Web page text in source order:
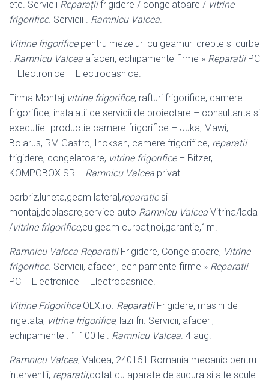
etc. Servicii Reparațiifrigidere / congelatoare / vitrine
frigorifice. Servicii . Ramnicu Valcea.
Vitrine frigorificepentru mezeluri cu geamuri drepte si curbe
. Ramnicu Valcea afaceri, echipamente firme » ReparatiiPC
– Electronice – Electrocasnice.
Firma Montaj vitrine frigorifice, rafturi frigorifice, camere
frigorifice, instalatii de servicii de proiectare – consultanta si
executie -productie camere frigorifice – Juka, Mawi,
Bolarus, RM Gastro, Inoksan, camere frigorifice, reparatii
frigidere, congelatoare, vitrine frigorifice– Bitzer,
KOMPOBOX SRL- Ramnicu Valcea privat
parbriz,luneta,geam lateral,reparatiesi
montaj,deplasare,service auto Ramnicu Valcea Vitrina/lada
/vitrine frigorifice,cu geam curbat,noi,garantie,1m.
Ramnicu Valcea ReparatiiFrigidere, Congelatoare, Vitrine
frigorifice. Servicii, afaceri, echipamente firme » Reparatii
PC – Electronice – Electrocasnice.
Vitrine FrigorificeOLX.ro. ReparatiiFrigidere, masini de
ingetata, vitrine frigorifice, lazi fri. Servicii, afaceri,
echipamente . 1 100 lei. Ramnicu Valcea. 4 aug.
Ramnicu Valcea, Valcea, 240151 Romania mecanic pentru
interventii, reparatii,dotat cu aparate de sudura si alte scule